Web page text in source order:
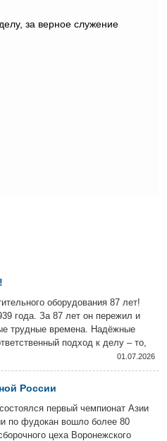
за верное служение
оборудования 87 лет!
года. За 87 лет он пережил и
трудные времена. Надёжные
подход к делу – то,
01.07.2026
России
первый чемпионат Азии
по фудокан вошло более 80
цеха Воронежского